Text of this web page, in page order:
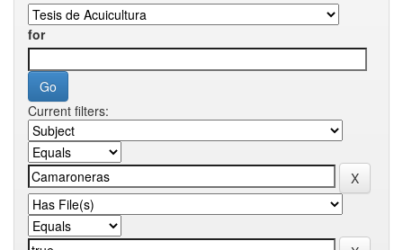
for
Current filters: